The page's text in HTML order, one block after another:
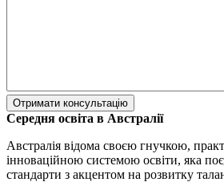
Середня освіта в Австралії
Австралія відома своєю гнучкою,
інноваційною системою освіти, яка
стандарти з акцентом на розвитку